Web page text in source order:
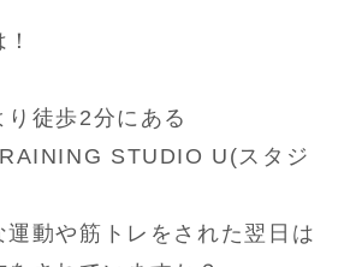
徒歩2分にある
STUDIO U(スタジ
運動や筋トレをされた翌日は